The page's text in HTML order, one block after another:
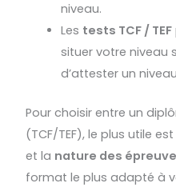
niveau.
Les tests TCF / TEF
situer votre niveau
d’attester un niveau
Pour choisir entre un
(TCF/TEF), le plus utile
et la nature des
format le plus adapté à